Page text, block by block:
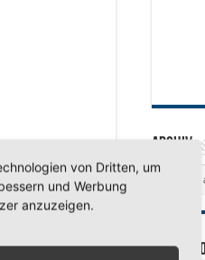
Archiv
SV 70
von Dritten, um
und Werbung
anzuzeigen.